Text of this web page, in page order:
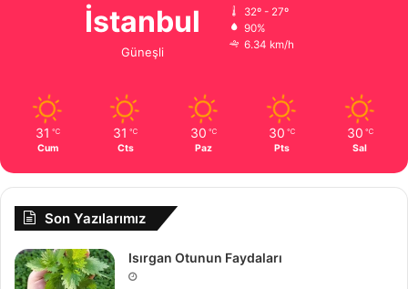
İstanbul
Güneşli
32º - 27º
90%
6.34 km/h
31 ℃
Cum
31 ℃
Cts
30 ℃
Paz
30 ℃
Pts
30 ℃
Sal
Son Yazılarımız
Isırgan Otunun Faydaları